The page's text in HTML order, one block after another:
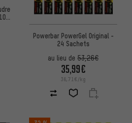
Powerbar PowerGel Original -
24 Sachets
au lieu de 53,26€
35,99€
36,71€/kg